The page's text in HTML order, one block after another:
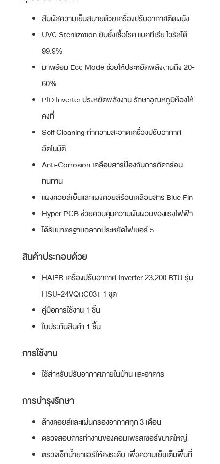
สัมผัสความเย็นสบายด้วยเครื่องปรับอากาศติดผนัง
UVC Sterilization ยับยั้งเชื้อโรค แบคทีเรีย ไวรัสได้
99.9%
มาพร้อม Eco Mode ช่วยให้ประหยัดพลังงานถึง 20-
60%
PID Inverter ประหยัดพลังงาน รักษาอุณหภูมิห้องให้
คงที่
Self Cleaning ทำความสะอาดเครื่องปรับอากาศ
อัตโนมัติ
Anti-Corrosion เคลือบสารป้องกันการกัดกร่อน
ทนทาน
แผงคอยล์เย็นและแผงคอยล์ร้อนเคลือบสาร Blue Fin
Hyper PCB ช่วยควบคุมความผันผวนของแรงไฟฟ้า
ได้รับมาตรฐานฉลากประหยัดไฟเบอร์ 5
สินค้าประกอบด้วย
HAIER เครื่องปรับอากาศ Inverter 23,200 BTU รุ่น
HSU-24VQRC03T 1 ชุด
คู่มือการใช้งาน 1 ชิ้น
ใบประกันสินค้า 1 ชิ้น
การใช้งาน
ใช้สำหรับปรับอากาศภายในบ้าน และอาคาร
การบำรุงรักษา
ล้างคอยล์และแผ่นกรองอากาศทุก 3 เดือน
ตรวจสอบการทำงานของคอมเพรสเซอร์ขนาดใหญ่
ตรวจเช็กน้ำยาแอร์ให้คงระดับ เพื่อความเย็นเต็มพื้นที่